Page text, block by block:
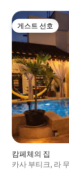
게스트 선호
게스트 선호
캄페체의 집
카사 부티크, 라